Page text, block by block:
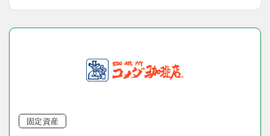
固定資産